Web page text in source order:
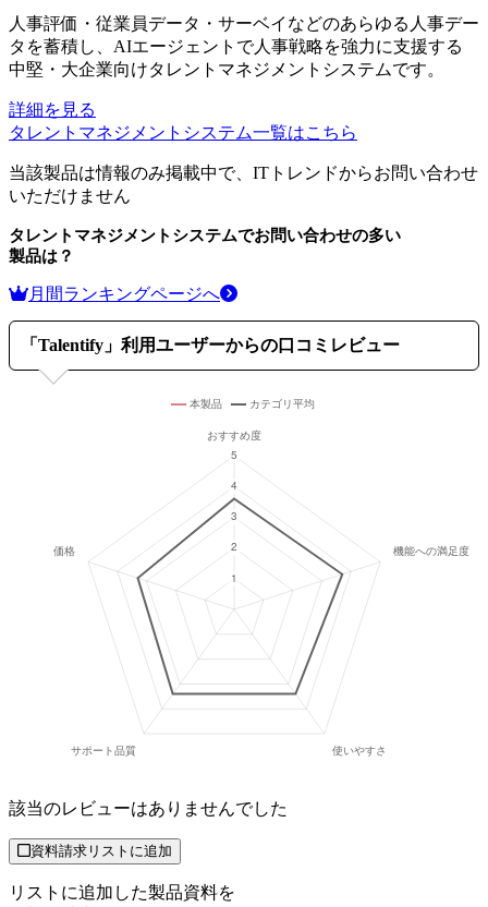
人事評価・従業員データ・サーベイなどのあらゆる人事デー
タを蓄積し、AIエージェントで人事戦略を強力に支援する
中堅・大企業向けタレントマネジメントシステムです。
詳細を見る
タレントマネジメントシステム一覧はこちら
当該製品は情報のみ掲載中で、ITトレンドからお問い合わせ
いただけません
タレントマネジメントシステムでお問い合わせの多い
製品は？
月間ランキングページへ
「 Talentify 」利用ユーザーからの口コミレビュー
該当のレビューはありませんでした
資料請求リストに追加
リストに追加した製品資料を